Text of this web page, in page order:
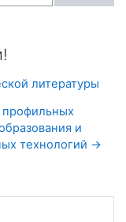
литературы
профильных
и
технологий →